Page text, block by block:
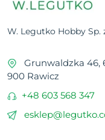
W. Legutko Hobby Sp.
Grunwaldzka 46,
900 Rawicz
+48 603 568 347